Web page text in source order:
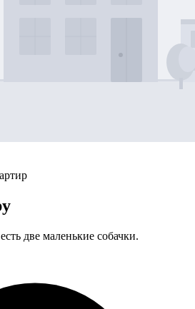
две маленькие собачки.